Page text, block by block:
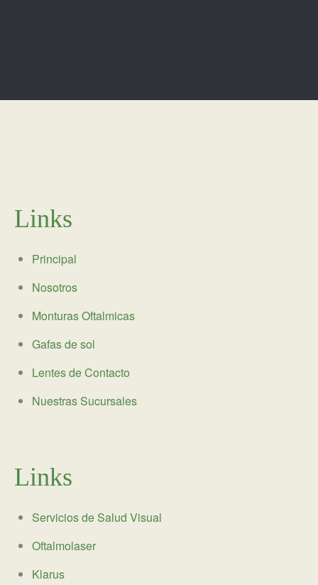
Links
Principal
Nosotros
Monturas Oftalmicas
Gafas de sol
Lentes de Contacto
Nuestras Sucursales
Links
Servicios de Salud Visual
Oftalmolaser
Klarus